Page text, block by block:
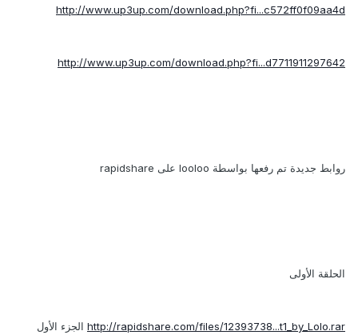
http://www.up3up.com/download.php?fi...c572ff0f09aa4d
http://www.up3up.com/download.php?fi...d7711911297642
روابط جديدة تم رفعها بواسطة looloo على rapidshare
الحلقة الأولى
http://rapidshare.com/files/12393738...t1_by_Lolo.rarالجزء الأول